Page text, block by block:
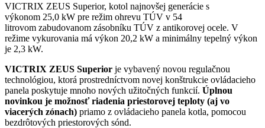
VICTRIX ZEUS Superior, kotol najnovšej generácie s
výkonom 25,0 kW pre režim ohrevu TÚV v 54
litrovom zabudovanom zásobníku TÚV z antikorovej ocele. V
režime vykurovania má výkon 20,2 kW a minimálny tepelný výkon
je 2,3 kW.
VICTRIX ZEUS Superior je vybavený novou regulačnou
technológiou, ktorá prostredníctvom novej konštrukcie ovládacieho
panela poskytuje mnoho nových užitočných funkcií. Úplnou
novinkou je možnosť riadenia priestorovej teploty (aj vo
viacerých zónach) priamo z ovládacieho panela kotla, pomocou
bezdrôtových priestorových sónd.